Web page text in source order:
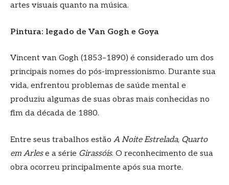
artes visuais quanto na música.
Pintura: legado de Van Gogh e Goya
Vincent van Gogh (1853–1890) é considerado um dos
principais nomes do pós-impressionismo. Durante sua
vida, enfrentou problemas de saúde mental e
produziu algumas de suas obras mais conhecidas no
fim da década de 1880.
Entre seus trabalhos estão A Noite Estrelada, Quarto
em Arlese a série Girassóis. O reconhecimento de sua
obra ocorreu principalmente após sua morte.